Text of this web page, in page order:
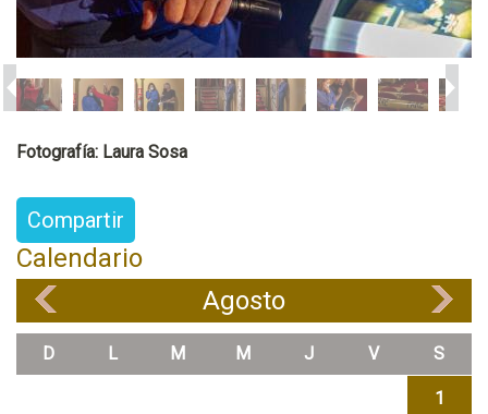
Fotografía: Laura Sosa
Compartir
Calendario
Agosto
D L M M J V S
1